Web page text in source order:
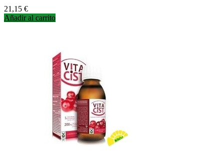
Precio
21,15 €
Añadir al carrito